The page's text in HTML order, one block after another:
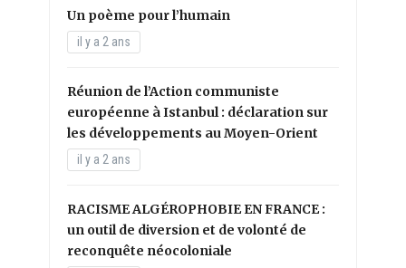
Un poème pour l’humain
il y a 2 ans
Réunion de l’Action communiste
européenne à Istanbul : déclaration sur
les développements au Moyen-Orient
il y a 2 ans
RACISME ALGÉROPHOBIE EN FRANCE :
un outil de diversion et de volonté de
reconquête néocoloniale